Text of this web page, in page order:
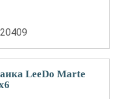
LeeDo Marte